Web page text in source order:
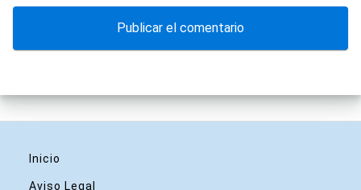
Inicio
Aviso Legal